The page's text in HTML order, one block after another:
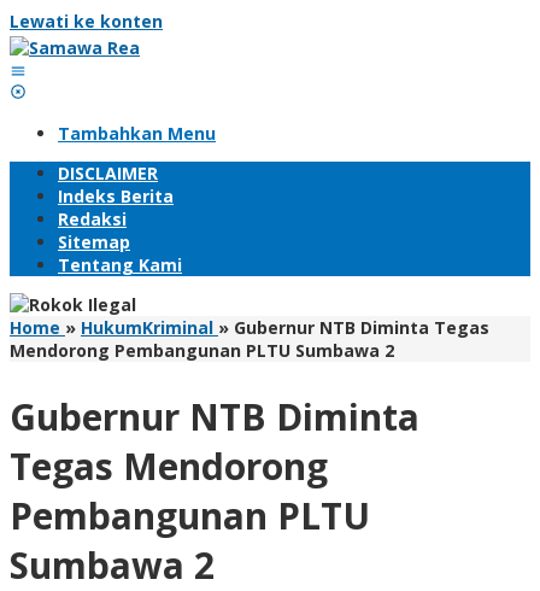
Lewati ke konten
Tambahkan Menu
DISCLAIMER
Indeks Berita
Redaksi
Sitemap
Tentang Kami
Home » HukumKriminal » Gubernur NTB Diminta Tegas
Mendorong Pembangunan PLTU Sumbawa 2
Gubernur NTB Diminta
Tegas Mendorong
Pembangunan PLTU
Sumbawa 2